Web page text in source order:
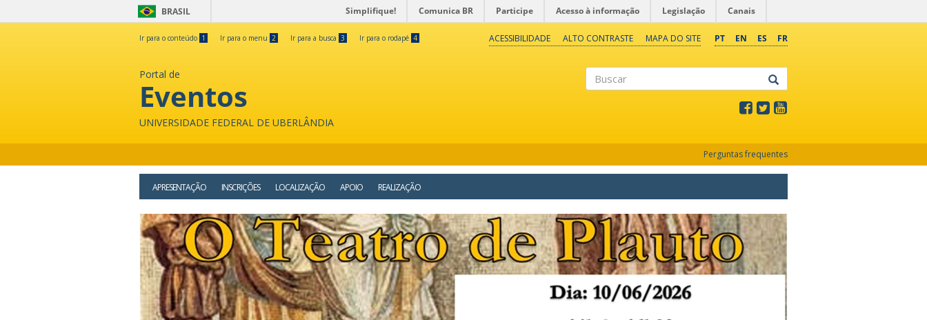
BRASIL Simplifique! Comunica BR Participe Acesso à informação Legislação Canais
Ir para o conteúdo 1 Ir para o menu 2 Ir para a busca 3 Ir para o rodapé 4 PT EN ES FR
ACESSIBILIDADE ALTO CONTRASTE MAPA DO SITE
Portal de
Eventos
UNIVERSIDADE FEDERAL DE UBERLÂNDIA
Perguntas frequentes
APRESENTAÇÃO INSCRIÇÕES LOCALIZAÇÃO APOIO REALIZAÇÃO